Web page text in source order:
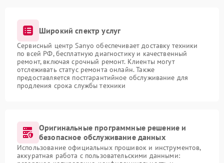
Широкий спектр услуг
Сервисный центр Sanyo обеспечивает доставку техники
по всей РФ, бесплатную диагностику и качественный
ремонт, включая срочный ремонт. Клиенты могут
отслеживать статус ремонта онлайн. Также
предоставляется постгарантийное обслуживание для
продления срока службы техники
Оригинальные программные решение и
безопасное обслуживание данных
Использование официальных прошивок и инструментов,
аккуратная работа с пользовательскими данными: